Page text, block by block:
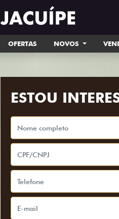
OFERTAS NOVOS
ESTOU